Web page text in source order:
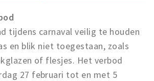
tijdens carnaval veilig te houden
en blik niet toegestaan, zoals
of flesjes. Het verbod
27 februari tot en met 5